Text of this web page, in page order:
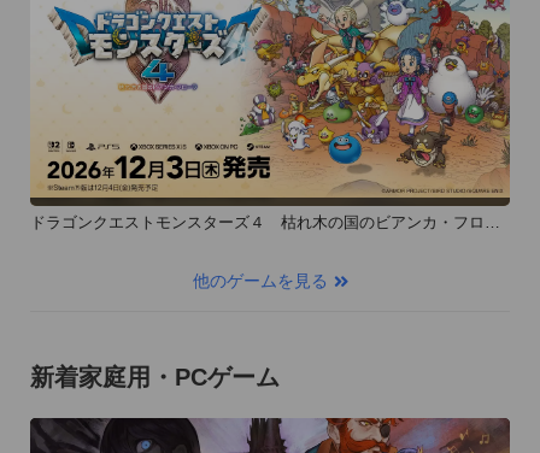
ドラゴンクエストモンスターズ４ 枯れ木の国のビアンカ・フロー
他のゲームを見る
新着家庭用・PCゲーム